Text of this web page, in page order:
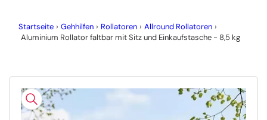
Startseite › Gehhilfen › Rollatoren › Allround Rollatoren ›
Aluminium Rollator faltbar mit Sitz und Einkaufstasche - 8,5 kg
Produktinformationen
springen